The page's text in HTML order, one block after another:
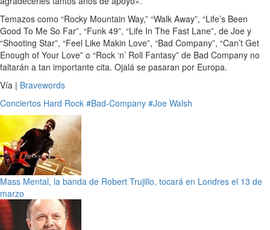
Temazos como “Rocky Mountain Way,” “Walk Away”, “Life’s Been
Good To Me So Far”, “Funk 49”, “Life In The Fast Lane”, de Joe y
“Shooting Star”, “Feel Like Makin Love”, “Bad Company”, “Can’t Get
Enough of Your Love” o “Rock ‘n’ Roll Fantasy” de Bad Company no
faltarán a tan importante cita. Ojalá se pasaran por Europa.
Vía | Bravewords
Conciertos Hard Rock #Bad-Company #Joe Walsh
Mass Mental, la banda de Robert Trujillo, tocará en Londres el 13 de
marzo